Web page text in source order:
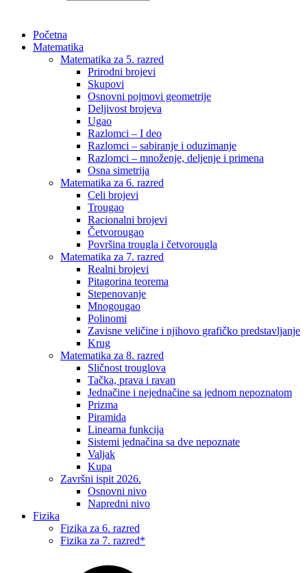
Početna
Matematika
Matematika za 5. razred
Prirodni brojevi
Skupovi
Osnovni pojmovi geometrije
Deljivost brojeva
Ugao
Razlomci – I deo
Razlomci – sabiranje i oduzimanje
Razlomci – množenje, deljenje i primena
Osna simetrija
Matematika za 6. razred
Celi brojevi
Trougao
Racionalni brojevi
Četvorougao
Površina trougla i četvorougla
Matematika za 7. razred
Realni brojevi
Pitagorina teorema
Stepenovanje
Mnogougao
Polinomi
Zavisne veličine i njihovo grafičko predstavljanje
Krug
Matematika za 8. razred
Sličnost trouglova
Tačka, prava i ravan
Jednačine i nejednačine sa jednom nepoznatom
Prizma
Piramida
Linearna funkcija
Sistemi jednačina sa dve nepoznate
Valjak
Kupa
Završni ispit 2026.
Osnovni nivo
Napredni nivo
Fizika
Fizika za 6. razred
Fizika za 7. razred*